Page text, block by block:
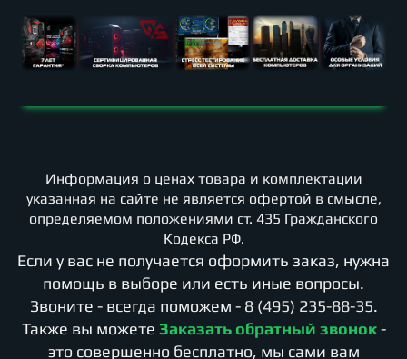
Информация о ценах товара и комплектации
указанная на сайте не является офертой в смысле,
определяемом положениями ст. 435 Гражданского
Кодекса РФ.
Если у вас не получается оформить заказ, нужна
помощь в выборе или есть иные вопросы.
Звоните - всегда поможем - 8 (495) 235-88-35.
Также вы можете Заказать обратный звонок -
это совершенно бесплатно, мы сами вам